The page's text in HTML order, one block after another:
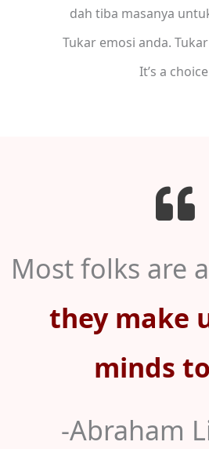
dah tiba masanya
Tukar emosi anda.
It’s a
Most folks are
they make
minds
-Abraham